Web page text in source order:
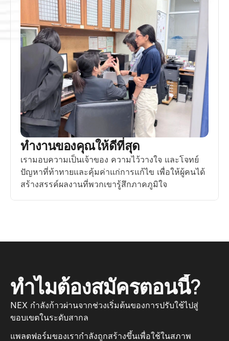
ทำงานของคุณให้ดีที่สุด
เรามอบความเป็นเจ้าของ ความไว้วางใจ และโจทย์
ปัญหาที่ท้าทายและคุ้มค่าแก่การแก้ไข เพื่อให้ผู้คนได้
สร้างสรรค์ผลงานที่พวกเขารู้สึกภาคภูมิใจ
ทำไมต้องสมัครตอนนี้?
NEX กำลังก้าวผ่านจากช่วงเริ่มต้นของการปรับใช้ไปสู่
ขอบเขตในระดับสากล
แพลตฟอร์มของเรากำลังถูกสร้างขึ้นเพื่อใช้ในสภาพ